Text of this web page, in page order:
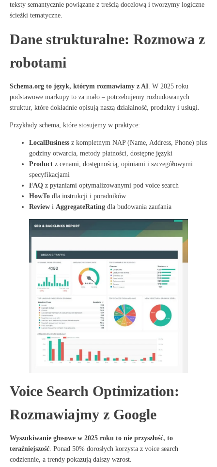
teksty semantycznie powiązane z treścią docelową i tworzymy logiczne
ścieżki tematyczne.
Dane strukturalne: Rozmowa z
robotami
Schema.org to język, którym rozmawiamy z AI . W 2025 roku
podstawowe markupy to za mało – potrzebujemy rozbudowanych
struktur, które dokładnie opisują naszą działalność, produkty i usługi
Przykłady schema, które stosujemy w praktyce:
LocalBusiness z kompletnym NAP (Name, Address, Phone) plus
godziny otwarcia, metody płatności, dostępne języki
Product z cenami, dostępnością, opiniami i szczegółowymi
specyfikacjami
FAQ z pytaniami optymalizowanymi pod voice search
HowTo dla instrukcji i poradników
Review i AggregateRating dla budowania zaufania
Voice Search Optimization:
Rozmawiajmy z Google
Wyszukiwanie głosowe w 2025 roku to nie przyszłość, to
teraźniejszość. Ponad 50% dorosłych korzysta z voice search
codziennie, a trendy pokazują dalszy wzrost.